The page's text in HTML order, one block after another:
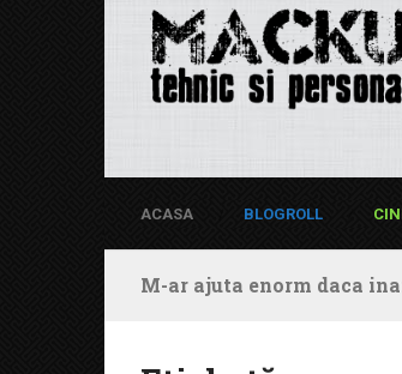
ACASA BLOGROLL
M-ar ajuta enorm daca